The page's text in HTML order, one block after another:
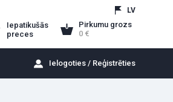
LV
Iepatikušās
preces
Pirkumu grozs
0
Ielogoties / Reģistrēties